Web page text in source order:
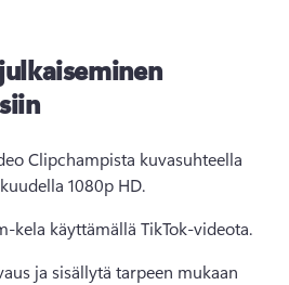
Clipchampista kuvasuhteella
1080p HD.
kela käyttämällä TikTok-videota.
ja sisällytä tarpeen mukaan